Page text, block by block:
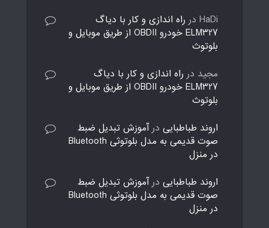
HaDi در راه اندازی و کار با دیاگ
ELM327 خودرو OBDII از طریق موبایل و
بلوتوث
مجید در راه اندازی و کار با دیاگ
ELM327 خودرو OBDII از طریق موبایل و
بلوتوث
اروند طباطبایی درآموزش تبدیل ضبط
صوت قدیمی به مدل بلوتوثی Bluetooth
در منزل
اروند طباطبایی درآموزش تبدیل ضبط
صوت قدیمی به مدل بلوتوثی Bluetooth
در منزل